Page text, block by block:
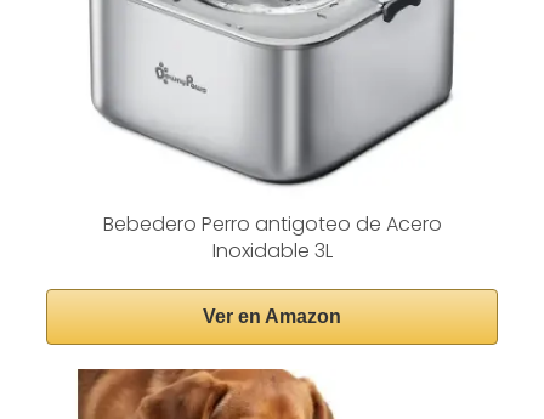
Bebedero Perro antigoteo de Acero
Inoxidable 3L
Ver en Amazon